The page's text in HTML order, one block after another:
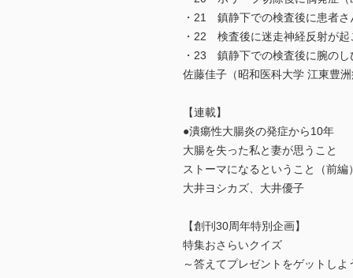
・21 鎮静下での検査後に患者さ
・22 検査後に迷走神経反射が起
・23 鎮静下での検査後に腕のし
佐藤佳子（昭和医科大学 江東豊
【連載】
●潰瘍性大腸炎の発症から10年
大腸を失った私と妻が思うこと
ストーマになるということ（前編
大井ヨシカズ、大井優子
【創刊30周年特別企画】
特集おさらいクイズ
～答えてプレゼントをゲットしよ